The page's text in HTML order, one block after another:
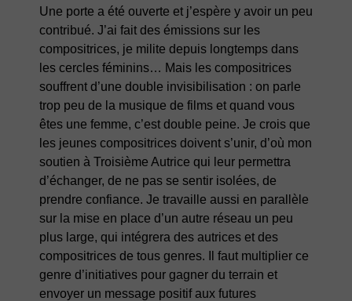
Une porte a été ouverte et j’espère y avoir un peu
contribué. J’ai fait des émissions sur les
compositrices, je milite depuis longtemps dans
les cercles féminins… Mais les compositrices
souffrent d’une double invisibilisation : on parle
trop peu de la musique de films et quand vous
êtes une femme, c’est double peine. Je crois que
les jeunes compositrices doivent s’unir, d’où mon
soutien à Troisième Autrice qui leur permettra
d’échanger, de ne pas se sentir isolées, de
prendre confiance. Je travaille aussi en parallèle
sur la mise en place d’un autre réseau un peu
plus large, qui intégrera des autrices et des
compositrices de tous genres. Il faut multiplier ce
genre d’initiatives pour gagner du terrain et
envoyer un message positif aux futures